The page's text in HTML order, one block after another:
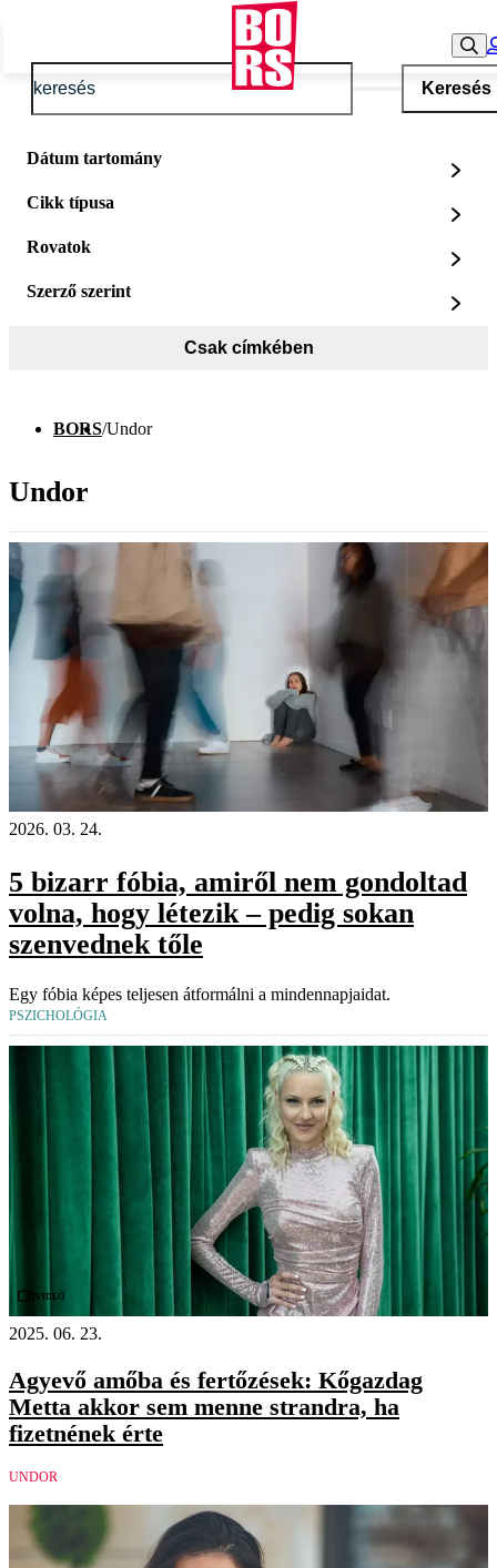
Keresés
Dátum tartomány
Cikk típusa
Rovatok
Szerző szerint
Csak címkében
BORS/Undor
Undor
2026. 03. 24.
5 bizarr fóbia, amiről nem gondoltad
volna, hogy létezik – pedig sokan
szenvednek tőle
Egy fóbia képes teljesen átformálni a mindennapjaidat.
PSZICHOLÓGIA
Videó
2025. 06. 23.
Agyevő amőba és fertőzések: Kőgazdag
Metta akkor sem menne strandra, ha
fizetnének érte
UNDOR